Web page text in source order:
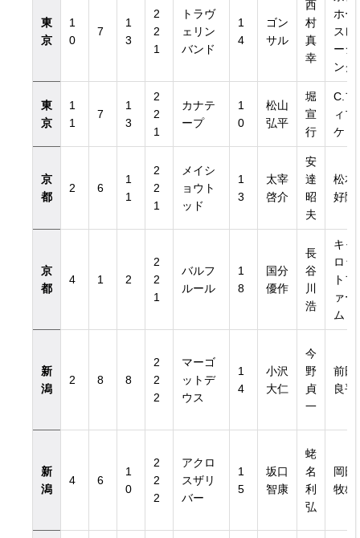
東
京
1
0
7
1
3
2
2
1
トラヴ
ェリン
バンド
1
4
ゴン
サル
西
村
真
幸
ホー
スレ
ーシ
ング
東
京
1
1
7
1
3
2
2
1
カナテ
ープ
1
0
松山
弘平
堀
宣
行
C.フ
ィプ
ケ
京
都
2 6
1
1
2
2
1
メイシ
ョウト
ッド
1
3
太宰
啓介
安
達
昭
夫
松本
好隆
京
都
4 1 2
2
2
1
バルフ
ルール
1
8
国分
優作
長
谷
川
浩
キャ
ロッ
トフ
ァー
ム
新
潟
2 8 8
2
2
2
マーゴ
ットデ
ウス
1
4
小沢
大仁
今
野
貞
一
前田
良平
新
潟
4 6
1
0
2
2
2
アクロ
スザリ
バー
1
5
坂口
智康
蛯
名
利
弘
岡田
牧雄